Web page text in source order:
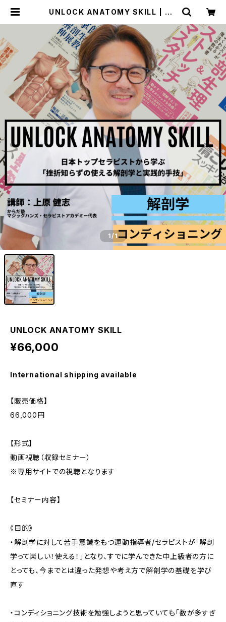
UNLOCK ANATOMY SKILL | BA
1/1
UNLOCK ANATOMY SKILL
¥66,000
International shipping available
【販売価格】
66,000円
【形式】
動画視聴（収録セミナー）
※専用サイトでの視聴となります
【セミナー内容】
《目的》
・解剖学に対して苦手意識をもつ運動指導者/セラピストが「解剖
学って楽しい！使える！」となり、すでに学んできた中上級者の方に
とっても、今までとは違った発想や考え方で解剖学の基礎を学び
直す
・コンディショニング技術を勉強しようと思っていても「数が多すぎ